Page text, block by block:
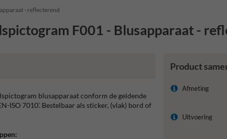
- reflecterend
F001 - Blusapparaat -
Product
Afmeting
Uitvoering
blusapparaat conform de geldende
ISO 7010’. Bestelbaar als sticker, (vlak) bord of